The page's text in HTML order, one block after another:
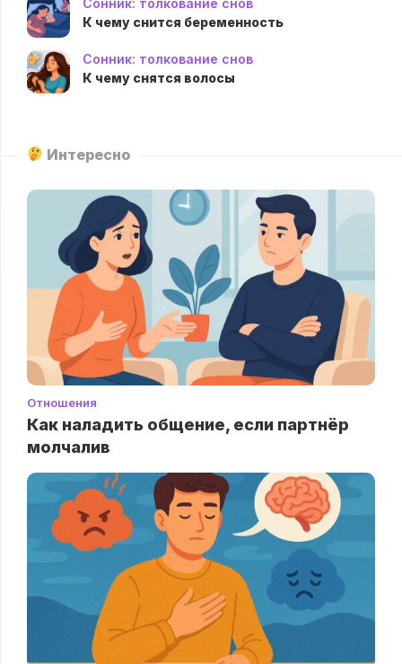
К чему снится беременность
Сонник: толкование снов
К чему снятся волосы
Интересно
Отношения
Как наладить общение, если партнёр
молчалив